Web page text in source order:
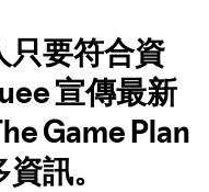
只要符合資
宣傳最新
Game Plan
訊。